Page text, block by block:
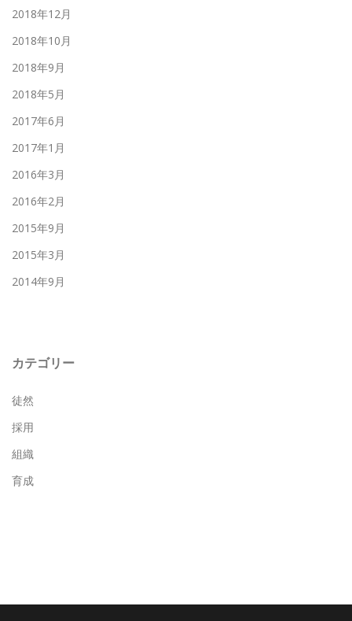
2018年12月
2018年10月
2018年9月
2018年5月
2017年6月
2017年1月
2016年3月
2016年2月
2015年9月
2015年3月
2014年9月
カテゴリー
徒然
採用
組織
育成